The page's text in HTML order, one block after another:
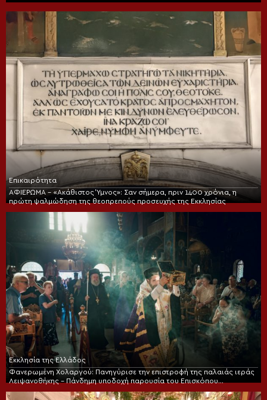
Επικαιρότητα
ΑΦΙΕΡΩΜΑ – «Ακάθιστος Ύμνος»: Σαν σήμερα, πριν 1400 χρόνια, η
πρώτη ψαλμώδηση της θεοπρεπούς προσευχής της Εκκλησίας
Εκκλησία της Ελλάδος
Φανερωμένη Χολαργού: Πανηγύρισε την επιστροφή της παλαιάς ιεράς
Λειψανοθήκης – Πάνδημη υποδοχή παρουσία του Επισκόπου